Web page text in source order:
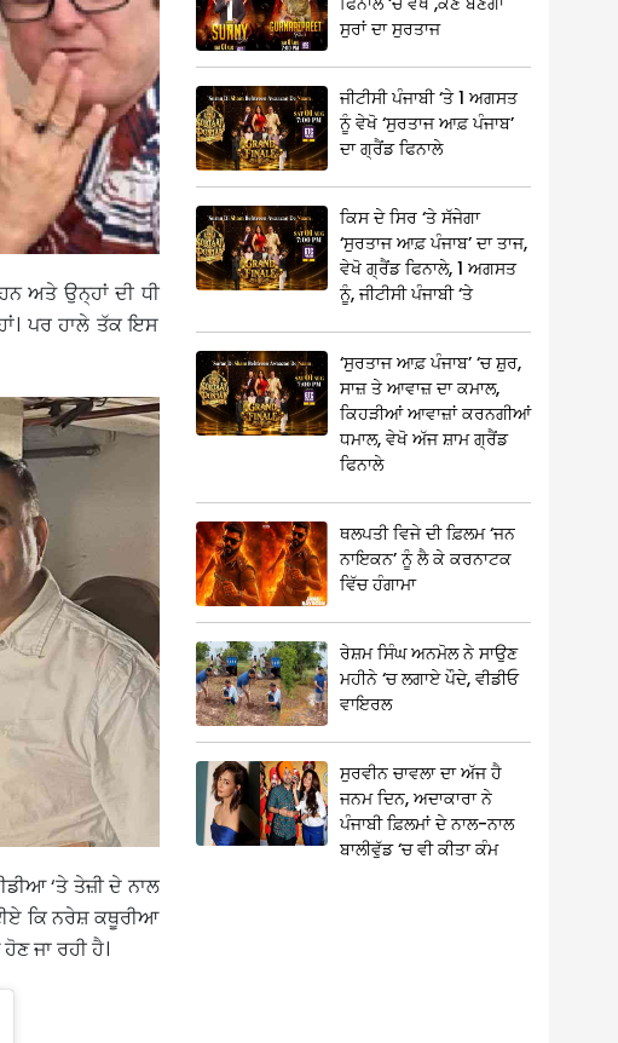
ਅਤੇ ਉਨ੍ਹਾਂ ਦੀ ਧੀ
ਪਰ ਹਾਲੇ ਤੱਕ ਇਸ
‘ਤੇ ਤੇਜ਼ੀ ਦੇ ਨਾਲ
ਕਿ ਨਰੇਸ਼ ਕਥੂਰੀਆ
ਜਾ ਰਹੀ ਹੈ।
ਸੁਰਾਂ ਦਾ ਸੁਰਤਾਜ
ਜੀਟੀਸੀ ਪੰਜਾਬੀ ‘ਤੇ 1 ਅਗਸਤ
ਨੂੰ ਵੇਖੋ ‘ਸੁਰਤਾਜ ਆਫ਼ ਪੰਜਾਬ’
ਦਾ ਗ੍ਰੈਂਡ ਫਿਨਾਲੇ
ਕਿਸ ਦੇ ਸਿਰ ‘ਤੇ ਸੱਜੇਗਾ
‘ਸੁਰਤਾਜ ਆਫ਼ ਪੰਜਾਬ’ ਦਾ ਤਾਜ,
ਵੇਖੋ ਗ੍ਰੈਂਡ ਫਿਨਾਲੇ, 1 ਅਗਸਤ
ਨੂੰ, ਜੀਟੀਸੀ ਪੰਜਾਬੀ ‘ਤੇ
‘ਸੁਰਤਾਜ ਆਫ਼ ਪੰਜਾਬ’ ‘ਚ ਸ਼ੁਰ,
ਸਾਜ਼ ਤੇ ਆਵਾਜ਼ ਦਾ ਕਮਾਲ,
ਕਿਹੜੀਆਂ ਆਵਾਜ਼ਾਂ ਕਰਨਗੀਆਂ
ਧਮਾਲ, ਵੇਖੋ ਅੱਜ ਸ਼ਾਮ ਗ੍ਰੈਂਡ
ਫਿਨਾਲੇ
ਥਲਪਤੀ ਵਿਜੇ ਦੀ ਫ਼ਿਲਮ ‘ਜਨ
ਨਾਇਕਨ’ ਨੂੰ ਲੈ ਕੇ ਕਰਨਾਟਕ
ਵਿੱਚ ਹੰਗਾਮਾ
ਰੇਸ਼ਮ ਸਿੰਘ ਅਨਮੋਲ ਨੇ ਸਾਉਣ
ਮਹੀਨੇ ‘ਚ ਲਗਾਏ ਪੌਦੇ, ਵੀਡੀਓ
ਵਾਇਰਲ
ਸੁਰਵੀਨ ਚਾਵਲਾ ਦਾ ਅੱਜ ਹੈ
ਜਨਮ ਦਿਨ, ਅਦਾਕਾਰਾ ਨੇ
ਪੰਜਾਬੀ ਫ਼ਿਲਮਾਂ ਦੇ ਨਾਲ-ਨਾਲ
ਬਾਲੀਵੁੱਡ ‘ਚ ਵੀ ਕੀਤਾ ਕੰਮ